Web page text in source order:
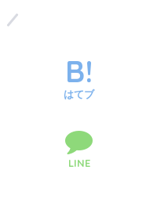
はてブ
LINE